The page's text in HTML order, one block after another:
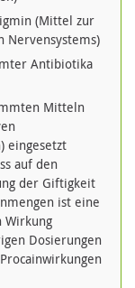
(Mittel zur
Nervensystems)
Antibiotika
Mitteln
eingesetzt
auf den
der Giftigkeit
ist eine
Wirkung
Dosierungen